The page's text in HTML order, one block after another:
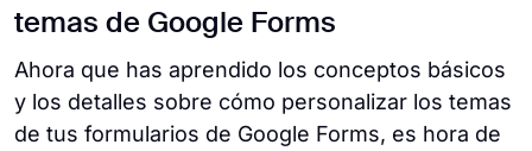
temas de Google Forms
Ahora que has aprendido los conceptos básicos
y los detalles sobre cómo personalizar los temas
de tus formularios de Google Forms, es hora de